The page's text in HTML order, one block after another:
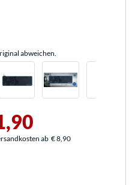
abweichen.
ab € 8,90